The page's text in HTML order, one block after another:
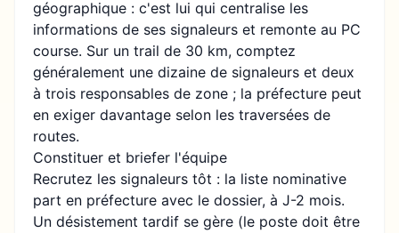
géographique : c'est lui qui centralise les
informations de ses signaleurs et remonte au PC
course. Sur un trail de 30 km, comptez
généralement une dizaine de signaleurs et deux
à trois responsables de zone ; la préfecture peut
en exiger davantage selon les traversées de
routes.
Constituer et briefer l'équipe
Recrutez les signaleurs tôt : la liste nominative
part en préfecture avec le dossier, à J-2 mois.
Un désistement tardif se gère (le poste doit être